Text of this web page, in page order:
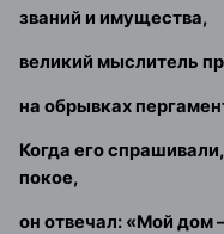
званий и имущества,
великий мыслитель
на обрывках
Когда его
покое,
он отвечал: «Мой дом